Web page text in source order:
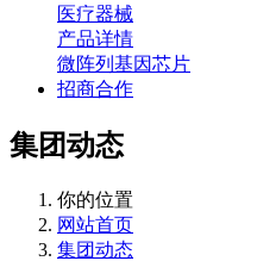
医疗器械
产品详情
微阵列基因芯片
招商合作
集团动态
你的位置
网站首页
集团动态